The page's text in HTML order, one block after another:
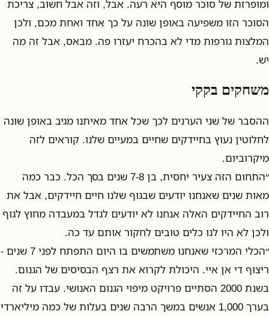
ומופרזת של סוכר מוסף היא רעה. אבל, וזה אבל חשוב, צריכת
הסוכר הזו משפיעה באופן שונה על כך אחד ואחת מכם, ולכן
המלצות גורפות מדי לא בהכרח יעזרו פה. מבאס, אבל זה מה
יש.
משחקים בקקי
ההסבר של שני הערנים לכך שכל אחד מאיתנו מגיב באופן שונה
לחלוטין נעוץ בחיידקים שחיים במעיים שלנו. קוראים לזה
מיקרוביום.
״התחום הזה צעיר יחסית, בן 7-8 שנים בסך הכל. כבר כמה
מאות שנים שאנחנו יודעים שבגוף שלנו חיים חיידקים, אבל את
רוב החיידקים האלה אנחנו לא יודעים לגדל במעבדה מחוץ לגוף
ולכן לא היו לנו כלים טובים לחקור אותם עד כה.
״הכלי המרכזי שאנחנו משתמשים בו היום התפתח לפני 7 שנים -
ריצוף די אן איי. היכולת לקרוא את רצף הבסיסים של הגנום.
בשנת 2000 הסתיים פרויקט מיפוי הגנום האנושי. עבדו על זה
בערך 1,000 אנשים במשך הרבה שנים בעלות של כמה מיליארדי